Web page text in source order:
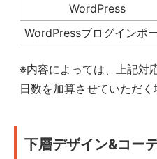
WordPress
WordPressブログインポ
※内容によっては、上記対
日数を加算させていただく
下層デザイン&コー